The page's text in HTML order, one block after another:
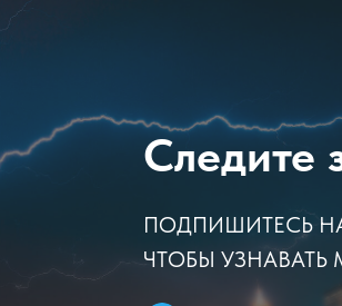
Следите
ПОДПИШИТЕСЬ НА
ЧТОБЫ